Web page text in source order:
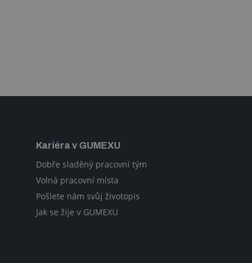
Kariéra v GUMEXU
Dobře sladěný pracovní tým
Volná pracovní místa
Pošlete nám svůj životopis
Jak se žije v GUMEXU